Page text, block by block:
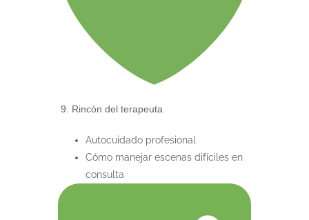
9. Rincón del terapeuta
Autocuidado profesional
Cómo manejar escenas difíciles en
consulta